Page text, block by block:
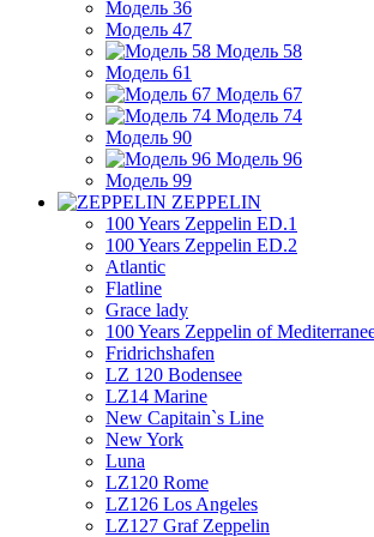
Модель 36
Модель 47
Модель 58
Модель 61
Модель 67
Модель 74
Модель 90
Модель 96
Модель 99
ZEPPELIN
100 Years Zeppelin ED.1
100 Years Zeppelin ED.2
Atlantic
Flatline
Grace lady
100 Years Zeppelin of
Fridrichshafen
LZ 120 Bodensee
LZ14 Marine
New Capitain`s Line
New York
Luna
LZ120 Rome
LZ126 Los Angeles
LZ127 Graf Zeppelin